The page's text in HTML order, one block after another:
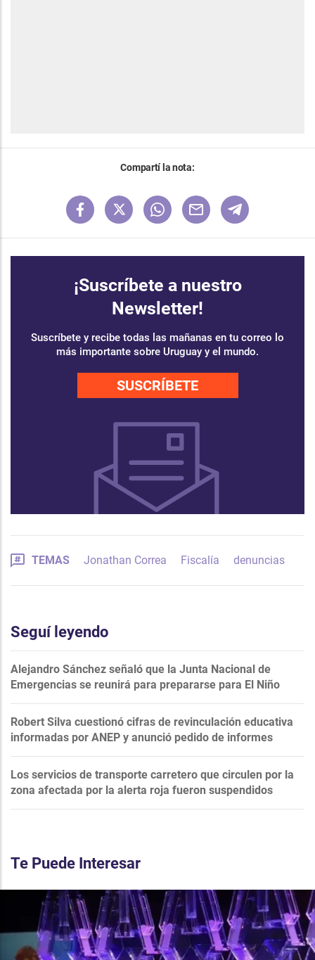
Compartí la nota:
¡Suscríbete a nuestro
Newsletter!
Suscríbete y recibe todas las mañanas en tu correo lo
más importante sobre Uruguay y el mundo.
SUSCRÍBETE
TEMAS Jonathan Correa Fiscalía denuncias
Seguí leyendo
Alejandro Sánchez señaló que la Junta Nacional de
Emergencias se reunirá para prepararse para El Niño
Robert Silva cuestionó cifras de revinculación educativa
informadas por ANEP y anunció pedido de informes
Los servicios de transporte carretero que circulen por la
zona afectada por la alerta roja fueron suspendidos
Te Puede Interesar